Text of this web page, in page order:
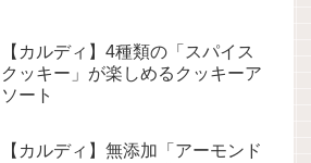
【カルディ】4種類の「スパイス
クッキー」が楽しめるクッキーア
ソート
【カルディ】無添加「アーモンド